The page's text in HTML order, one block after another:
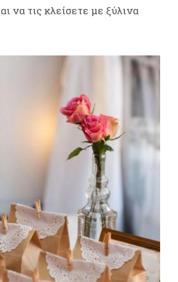
να τις κλείσετε με ξύλινα